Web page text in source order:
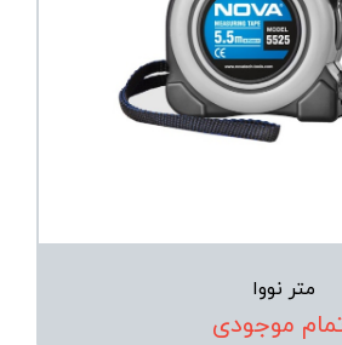
متر نووا
موجودی